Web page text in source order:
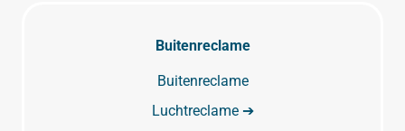
Buitenreclame
Buitenreclame
Luchtreclame ➔